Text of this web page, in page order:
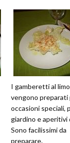
I gamberetti al
vengono preparati
occasioni speciali,
giardino e aperitivi
Sono facilissimi da
preparare.